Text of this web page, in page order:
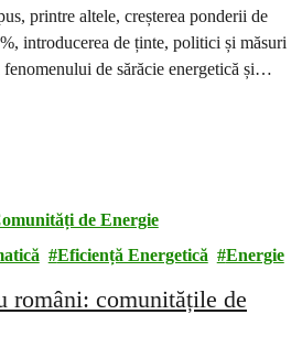
printre altele, creșterea ponderii de
introducerea de ținte, politici și măsuri
de sărăcie energetică și
de combustibili fosili.
de Energie
Eficiență Energetică Energie
români: comunitățile de